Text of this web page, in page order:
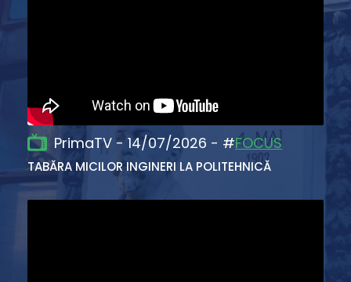
PrimaTV - 14/07/2026 - #FOCUS
TABĂRA MICILOR INGINERI LA POLITEHNICĂ